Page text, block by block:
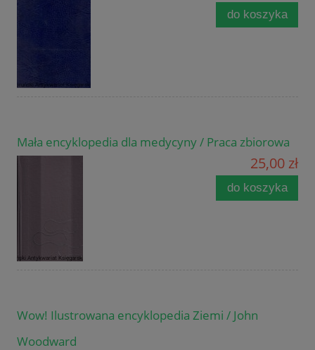
do koszyka
Mała encyklopedia dla medycyny / Praca zbiorowa
25,00 zł
do koszyka
Wow! Ilustrowana encyklopedia Ziemi / John
Woodward